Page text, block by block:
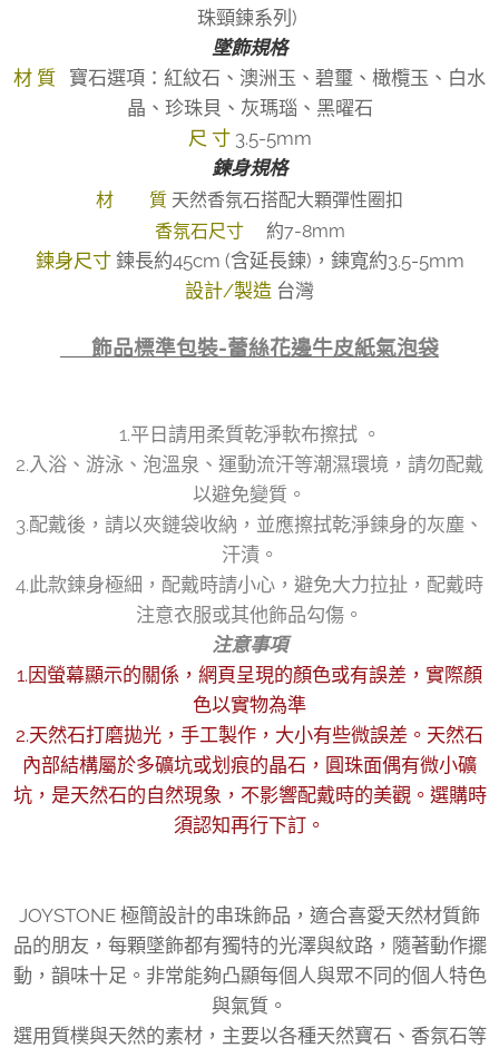
珠頸鍊系列)
墜飾規格
材 質
寶石選項：紅紋石、澳洲玉、碧璽、橄欖玉、白水
晶、珍珠貝、灰瑪瑙、黑曜石
尺 寸 3.5-5mm
鍊身規格
材 質 天然香氛石搭配大顆彈性圈扣
香氛石尺寸
約7-8mm
鍊身尺寸 鍊長約45cm (含延長鍊)，鍊寬約3.5-5mm
設計/製造 台灣
👉 飾品標準包裝-蕾絲花邊牛皮紙氣泡袋
1.平日請用柔質乾淨軟布擦拭 。
2.入浴、游泳、泡溫泉、運動流汗等潮濕環境，請勿配戴
以避免變質。
3.配戴後，請以夾鏈袋收納，並應擦拭乾淨鍊身的灰塵、
汗漬。
4.此款鍊身極細，配戴時請小心，避免大力拉扯，配戴時
注意衣服或其他飾品勾傷。
注意事項
1.因螢幕顯示的關係，網頁呈現的顏色或有誤差，實際顏
色以實物為準
2.天然石打磨拋光，手工製作，大小有些微誤差。天然石
內部結構屬於多礦坑或划痕的晶石，圓珠面偶有微小礦
坑，是天然石的自然現象，不影響配戴時的美觀。選購時
須認知再行下訂。
JOYSTONE 極簡設計的串珠飾品，適合喜愛天然材質飾
品的朋友，每顆墜飾都有獨特的光澤與紋路，隨著動作擺
動，韻味十足。非常能夠凸顯每個人與眾不同的個人特色
與氣質。
選用質樸與天然的素材，主要以各種天然寶石、香氛石等